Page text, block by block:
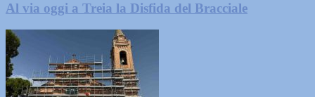
Al via oggi a Treia la Disfida del Bracciale